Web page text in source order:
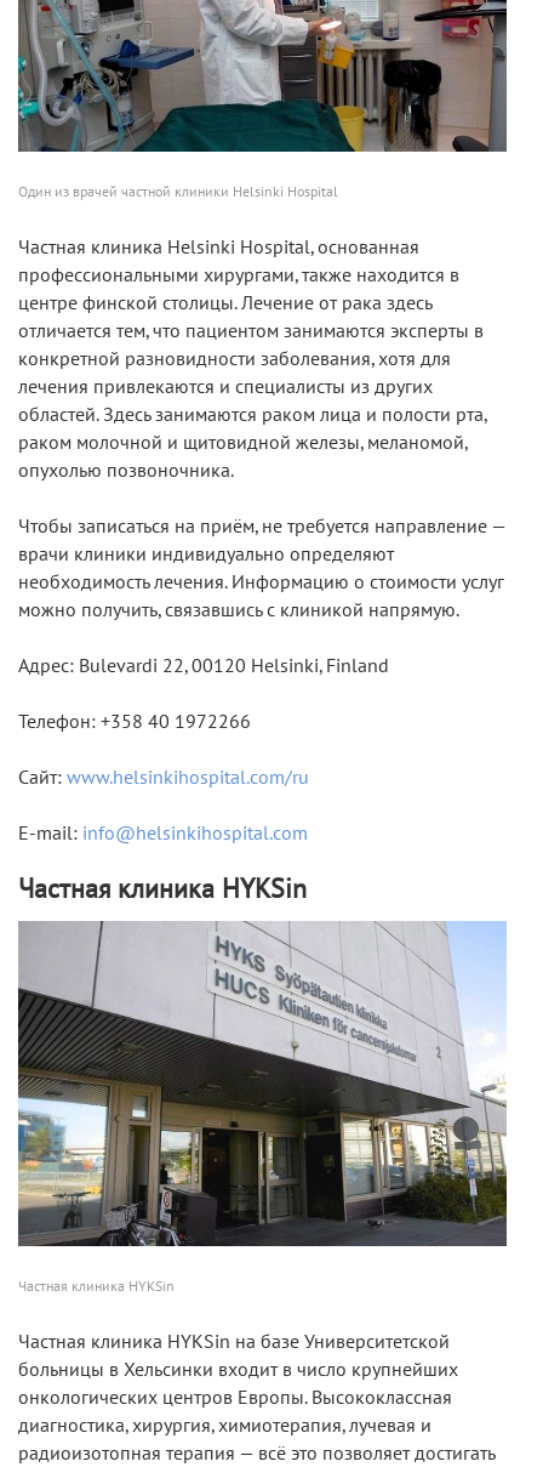
Один из врачей частной клиники Helsinki Hospital
Частная клиника Helsinki Hospital, основанная
профессиональными хирургами, также находится в
центре финской столицы. Лечение от рака здесь
отличается тем, что пациентом занимаются эксперты в
конкретной разновидности заболевания, хотя для
лечения привлекаются и специалисты из других
областей. Здесь занимаются раком лица и полости рта,
раком молочной и щитовидной железы, меланомой,
опухолью позвоночника.
Чтобы записаться на приём, не требуется направление —
врачи клиники индивидуально определяют
необходимость лечения. Информацию о стоимости услуг
можно получить, связавшись с клиникой напрямую.
Адрес: Bulevardi 22, 00120 Helsinki, Finland
Телефон: +358 40 1972266
Сайт: www.helsinkihospital.com/ru
E-mail: info@helsinkihospital.com
Частная клиника HYKSin
Частная клиника HYKSin
Частная клиника HYKSin на базе Университетской
больницы в Хельсинки входит в число крупнейших
онкологических центров Европы. Высококлассная
диагностика, хирургия, химиотерапия, лучевая и
радиоизотопная терапия — всё это позволяет достигать